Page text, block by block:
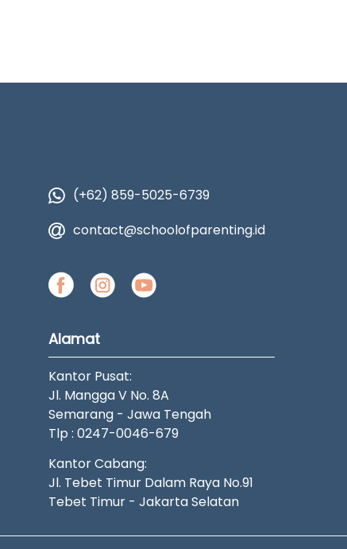
(+62) 859-5025-6739
contact@schoolofparenting.id
Alamat
Kantor Pusat:
Jl. Mangga V No. 8A
Semarang - Jawa Tengah
Tlp : 0247-0046-679
Kantor Cabang:
Jl. Tebet Timur Dalam Raya No.91
Tebet Timur - Jakarta Selatan